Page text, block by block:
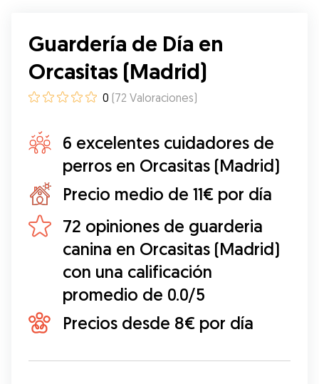
Guardería de Día en
Orcasitas (Madrid)
0 (72 Valoraciones)
6 excelentes cuidadores de
perros en Orcasitas (Madrid)
Precio medio de 11€ por día
72 opiniones de guarderia
canina en Orcasitas (Madrid)
con una calificación
promedio de 0.0/5
Precios desde 8€ por día